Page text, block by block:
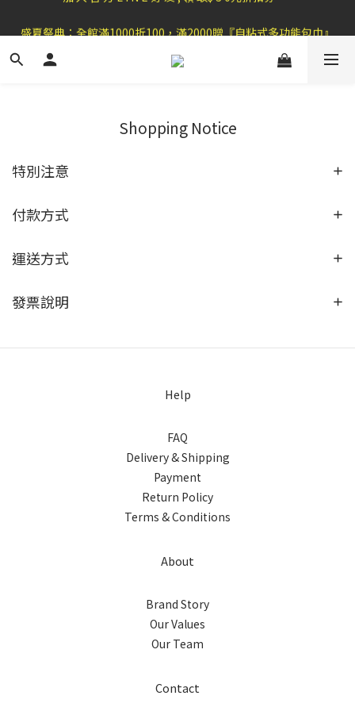
盛夏祭典：全館滿1000折100，滿2000贈『自粘式多功能包巾』
Shopping Notice
特別注意
付款方式
運送方式
發票說明
Help
FAQ
Delivery & Shipping
Payment
Return Policy
Terms & Conditions
About
Brand Story
Our Values
Our Team
Contact